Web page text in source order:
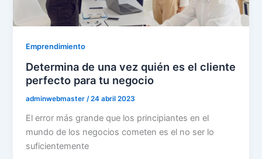
Emprendimiento
Determina de una vez quién es el cliente
perfecto para tu negocio
adminwebmaster/24 abril 2023
El error más grande que los principiantes en el
mundo de los negocios cometen es el no ser lo
suficientemente